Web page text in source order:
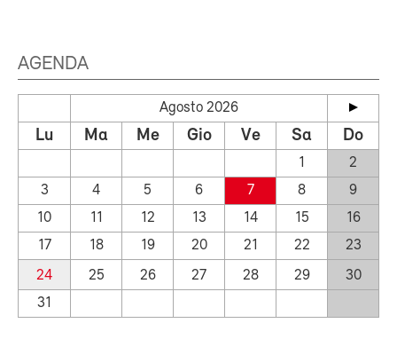
AGENDA
Agosto 2026
Lu Ma Me Gio Ve Sa Do
1
2
3
4 5 6 7 8
9
10
11 12 13 14 15
16
17
18 19 20 21 22
23
24
25 26 27 28 29
30
31